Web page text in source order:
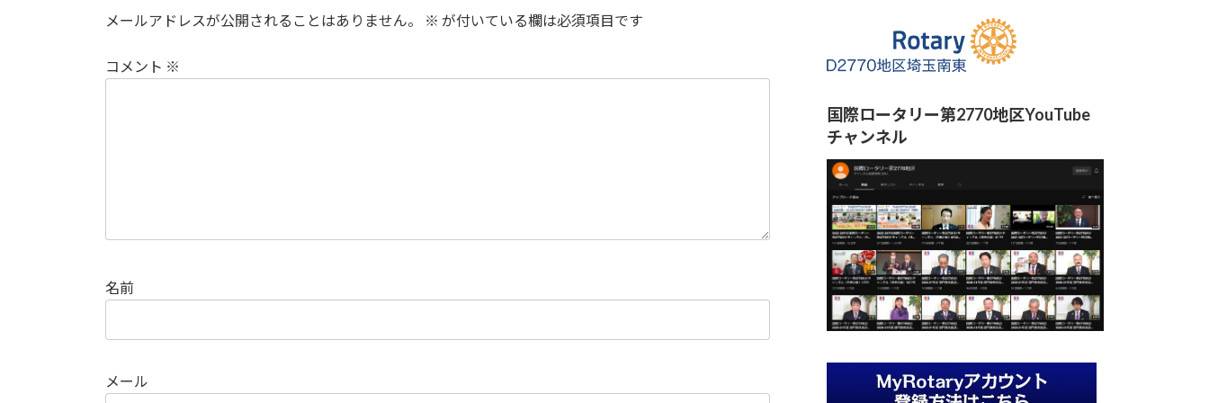
メールアドレスが公開されることはありません。 ※ が付いている欄は必須項目です
コメント ※
名前
メール
国際ロータリー第2770地区YouTube
チャンネル